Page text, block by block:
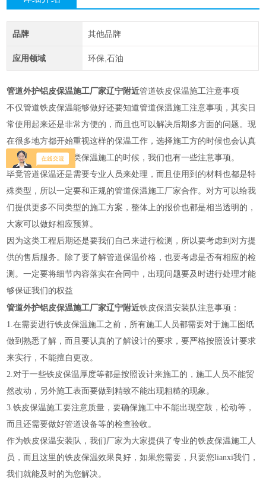
品牌 其他品牌
应用领域 环保,石油
管道外护铝皮保温施工厂家辽宁附近管道铁皮保温施工注意事项
不仅管道铁皮保温能够做好还要知道管道保温施工注意事项，其实日
常使用起来还是非常方便的，而且也可以解决后期多方面的问题。现
在很多地方都开始重视这样的保温工作，选择施工方的时候也会认真
对比。其实进行这类保温施工的时候，我们也有一些注意事项。
毕竟管道保温还是需要专业人员来处理，而且使用到的材料也都是特
殊类型，所以一定要和正规的管道保温施工厂家合作。对方可以给我
们提供更多不同类型的施工方案，整体上的报价也都是相当透明的，
大家可以做好相应预算。
因为这类工程后期还是要我们自己来进行检测，所以要考虑到对方提
供的售后服务。除了要了解管道保温价格，也要考虑是否有相应的检
测。一定要将细节内容落实在合同中，出现问题要及时进行处理才能
够保证我们的权益
管道外护铝皮保温施工厂家辽宁附近铁皮保温安装队注意事项：
1.在需要进行铁皮保温施工之前，所有施工人员都需要对于施工图纸
做到熟悉了解，而且要认真的了解设计的要求，要严格按照设计要求
来实行，不能擅自更改。
2.对于一些铁皮保温厚度等都是按照设计来施工的，施工人员不能贸
然改动，另外施工表面要做到精致不能出现粗糙的现象。
3.铁皮保温施工要注意质量，要确保施工中不能出现空鼓，松动等，
而且还需要做好管道设备等的检查验收。
作为铁皮保温安装队，我们厂家为大家提供了专业的铁皮保温施工人
员，而且这里的铁皮保温效果良好，如果您需要，只要您lianxi我们，
我们就能及时的为您解决。